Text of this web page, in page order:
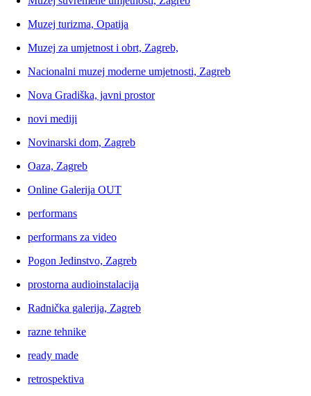
Muzej turizma, Opatija
Muzej za umjetnost i obrt, Zagreb,
Nacionalni muzej moderne umjetnosti, Zagreb
Nova Gradiška, javni prostor
novi mediji
Novinarski dom, Zagreb
Oaza, Zagreb
Online Galerija OUT
performans
performans za video
Pogon Jedinstvo, Zagreb
prostorna audioinstalacija
Radnička galerija, Zagreb
razne tehnike
ready made
retrospektiva